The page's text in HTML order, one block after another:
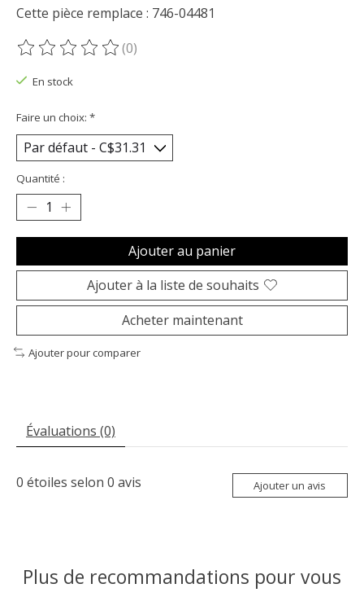
Cette pièce remplace : 746-04481
Ce produit est évalué à
(0)
En stock
Faire un choix: *
Quantité :
Ajouter au panier
Ajouter à la liste de souhaits
Acheter maintenant
Ajouter pour comparer
Évaluations (0)
0 étoiles selon 0 avis Ajouter un avis
Plus de recommandations pour vous